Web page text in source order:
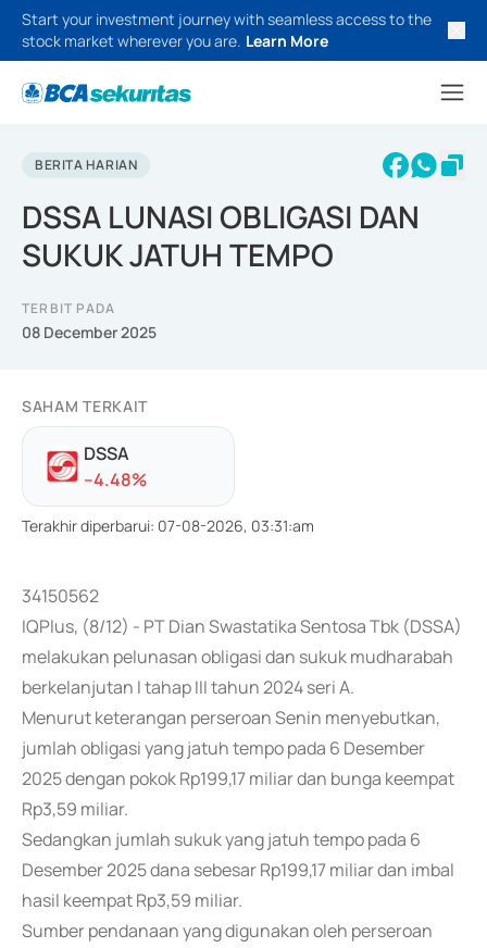
Start your investment journey with seamless access to the
stock market wherever you are. Learn More
BERITA HARIAN
DSSA LUNASI OBLIGASI DAN
SUKUK JATUH TEMPO
TERBIT PADA
08 December 2025
SAHAM TERKAIT
DSSA
--4.48%
Terakhir diperbarui: 07-08-2026, 03:31:am
34150562
IQPlus, (8/12) - PT Dian Swastatika Sentosa Tbk (DSSA)
melakukan pelunasan obligasi dan sukuk mudharabah
berkelanjutan I tahap III tahun 2024 seri A.
Menurut keterangan perseroan Senin menyebutkan,
jumlah obligasi yang jatuh tempo pada 6 Desember
2025 dengan pokok Rp199,17 miliar dan bunga keempat
Rp3,59 miliar.
Sedangkan jumlah sukuk yang jatuh tempo pada 6
Desember 2025 dana sebesar Rp199,17 miliar dan imbal
hasil keempat Rp3,59 miliar.
Sumber pendanaan yang digunakan oleh perseroan